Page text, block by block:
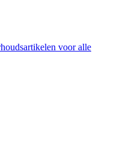
voor alle